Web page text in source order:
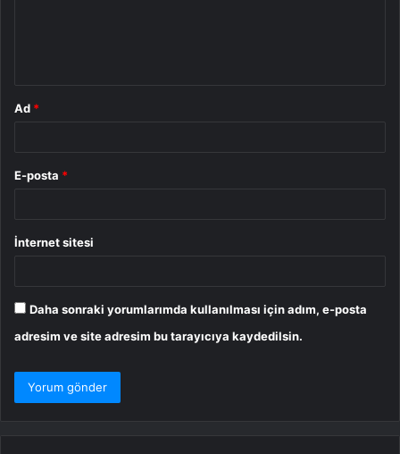
Ad *
E-posta *
İnternet sitesi
Daha sonraki yorumlarımda kullanılması için adım, e-posta
adresim ve site adresim bu tarayıcıya kaydedilsin.